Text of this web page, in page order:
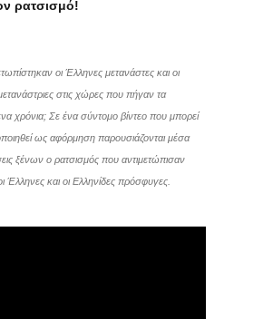
ρατσισμό!
οι Έλληνες μετανάστες και οι
στις χώρες που πήγαν τα
χρόνια; Σε ένα σύντομο βίντεο που μπορεί
ως αφόρμηση παρουσιάζονται μέσα
ξένων ο ρατσισμός που αντιμετώπισαν
Έλληνες και οι Ελληνίδες πρόσφυγες.